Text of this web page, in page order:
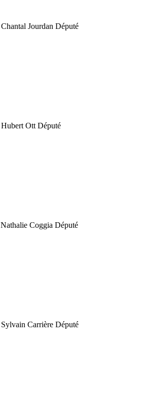
Chantal Jourdan Député
Hubert Ott Député
Nathalie Coggia Député
Sylvain Carrière Député